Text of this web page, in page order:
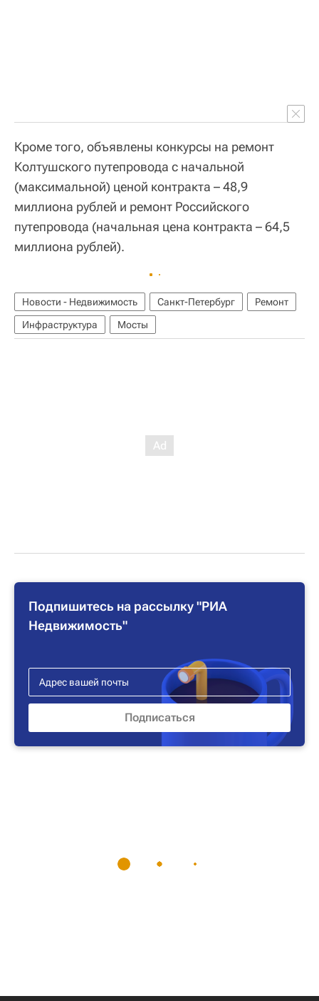
Кроме того, объявлены конкурсы на ремонт
Колтушского путепровода с начальной
(максимальной) ценой контракта – 48,9
миллиона рублей и ремонт Российского
путепровода (начальная цена контракта – 64,5
миллиона рублей).
Новости - Недвижимость Санкт-Петербург
Ремонт
Инфраструктура
Мосты
Подпишитесь на рассылку "РИА
Недвижимость"